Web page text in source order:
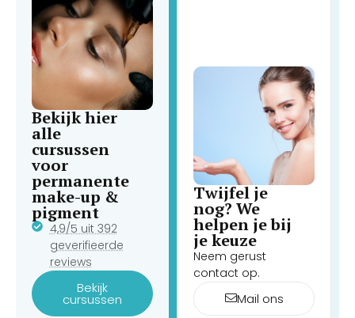
Bekijk hier
alle
cursussen
voor
permanente
make-up &
pigment
4,9/5 uit 392
geverifieerde
reviews
Bekijk
cursussen
Twijfel je
nog? We
helpen je bij
je keuze
Neem gerust
contact op.
Mail ons